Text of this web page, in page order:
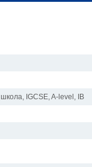
IGCSE, A-level, IB